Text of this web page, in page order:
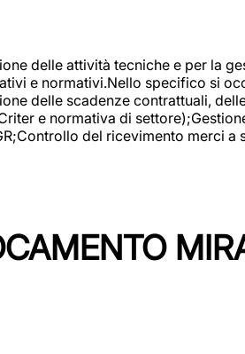
delle attività tecniche e per la
e normativi.Nello specifico si
delle scadenze contrattuali,
e normativa di
del ricevimento merci